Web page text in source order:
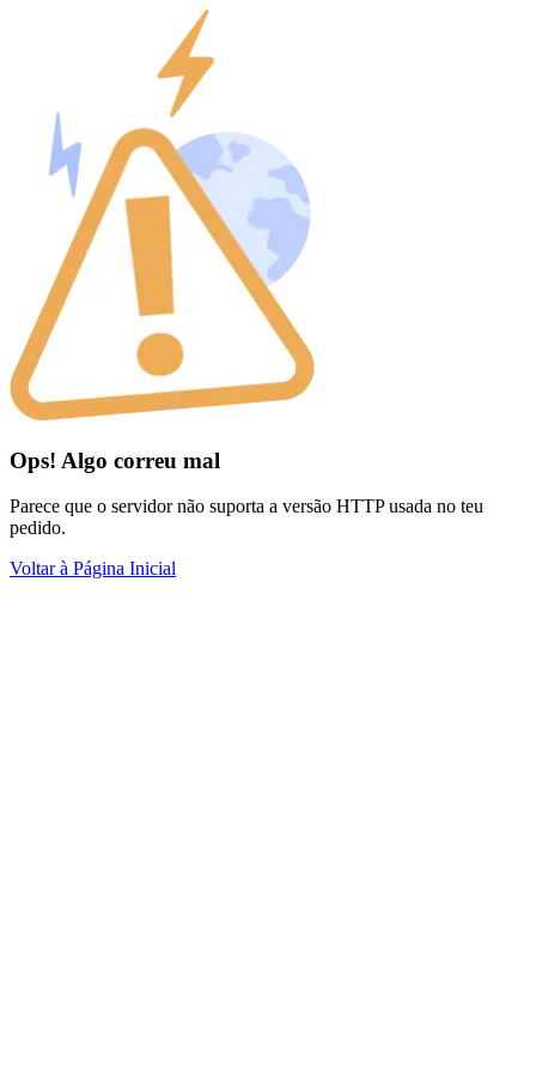
Ops! Algo correu mal
Parece que o servidor não suporta a versão HTTP usada no teu
pedido.
Voltar à Página Inicial